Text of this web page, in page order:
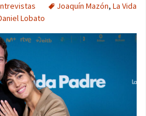
Joaquín Mazón, La Vida
Lobato